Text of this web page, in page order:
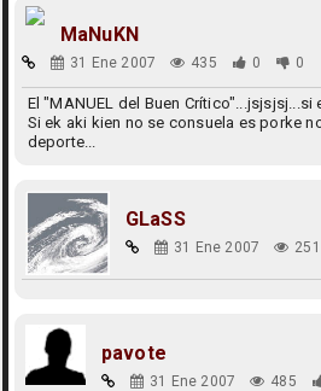
MaNuKN
31 Ene 2007 435 0 0
El "MANUEL del Buen
Si ek aki kien no se consuela es porke
deporte...
GLaSS
31 Ene 2007 251
pavote
31 Ene 2007 485